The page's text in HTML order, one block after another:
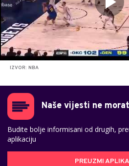
IZVOR: NBA
Naše vijesti ne
Budite bolje informisani od drugih,
aplikaciju
PREUZMI